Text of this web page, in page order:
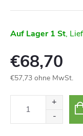
Auf Lager 1 St
€68,70
€57,73 ohne MwSt.